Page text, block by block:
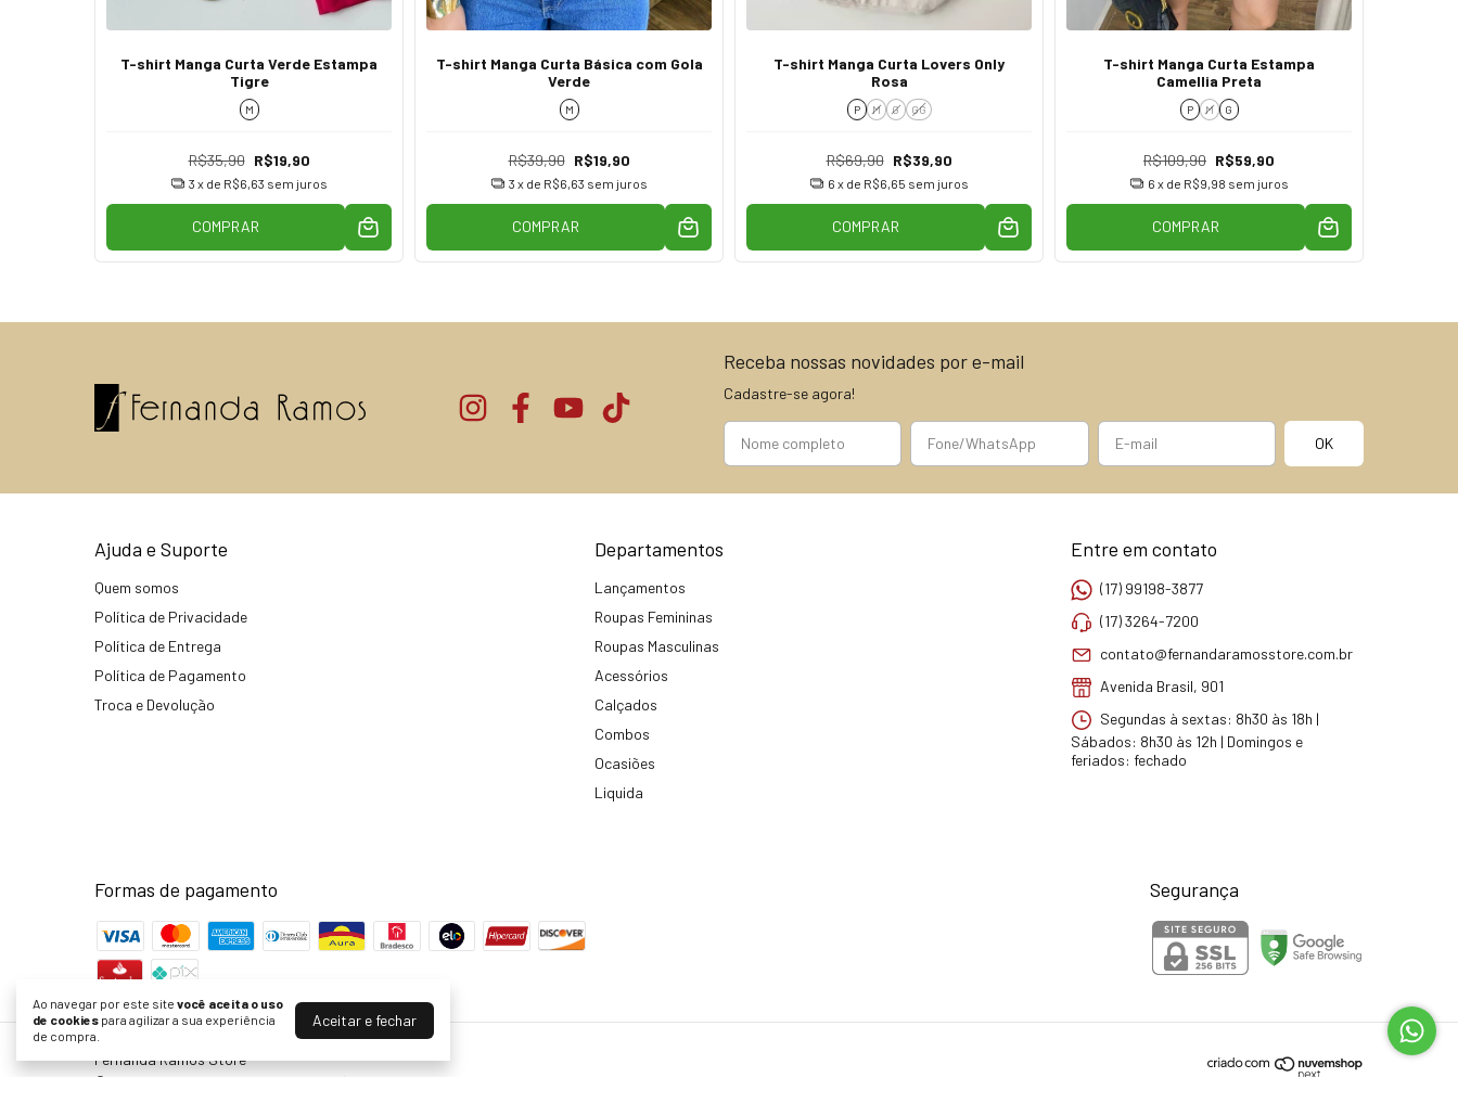
Ao navegar por este site você aceita o uso
de cookies para agilizar a sua experiência
de compra.
Aceitar e fechar
T-shirt Manga Curta Verde Estampa
Tigre
M
R$35,90 R$19,90
3 x de R$6,63 sem juros
COMPRAR
T-shirt Manga Curta Básica com Gola
Verde
M
R$39,90 R$19,90
3 x de R$6,63 sem juros
COMPRAR
T-shirt Manga Curta Lovers Only
Rosa
P M G GG
R$69,90 R$39,90
6 x de R$6,65 sem juros
COMPRAR
T-shirt Manga Curta Estampa
Camellia Preta
P M G
R$109,90 R$59,90
6 x de R$9,98 sem juros
COMPRAR
Receba nossas novidades por e-mail
Cadastre-se agora!
Ajuda e Suporte
Quem somos
Política de Privacidade
Política de Entrega
Política de Pagamento
Troca e Devolução
Departamentos
Lançamentos
Roupas Femininas
Roupas Masculinas
Acessórios
Calçados
Combos
Ocasiões
Liquida
Entre em contato
(17) 99198-3877
(17) 3264-7200
contato@fernandaramosstore.com.br
Avenida Brasil, 901
Segundas à sextas: 8h30 às 18h |
Sábados: 8h30 às 12h | Domingos e
feriados: fechado
Formas de pagamento Segurança
Fernanda Ramos Store
©2026. Fernanda Ramos & Beira Confecções Ltda - 14934015000131. Todos os direitos reservados.